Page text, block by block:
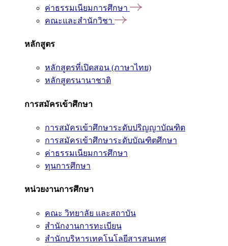
ค่าธรรมเนียมการศึกษา
คณะและสำนักวิชา
หลักสูตร
หลักสูตรที่เปิดสอน (ภาษาไทย)
หลักสูตรนานาชาติ
การสมัครเข้าศึกษา
การสมัครเข้าศึกษาระดับปริญญาบัณฑิต
การสมัครเข้าศึกษาระดับบัณฑิตศึกษา
ค่าธรรมเนียมการศึกษา
ทุนการศึกษา
หน่วยงานการศึกษา
คณะ วิทยาลัย และสถาบัน
สำนักงานการทะเบียน
สำนักบริหารเทคโนโลยีสารสนเทศ